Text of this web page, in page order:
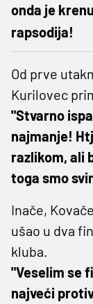
onda je
rapsodija!
Od prve
Kurilovec
"Stvarno
najmanje!
razlikom, ali
toga smo
Inače,
ušao u dva
kluba.
"Veselim se
najveći